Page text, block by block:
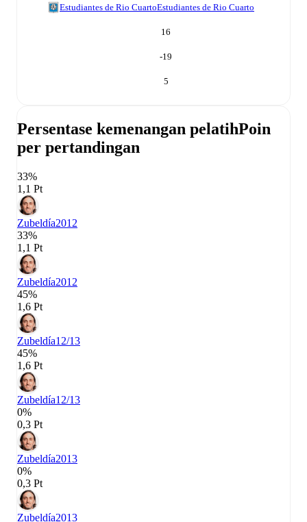
Estudiantes de Rio CuartoEstudiantes de Rio Cuarto
16
-19
5
Persentase kemenangan pelatihPoin
per pertandingan
33%
1,1 Pt
Zubeldía2012
33%
1,1 Pt
Zubeldía2012
45%
1,6 Pt
Zubeldía12/13
45%
1,6 Pt
Zubeldía12/13
0%
0,3 Pt
Zubeldía2013
0%
0,3 Pt
Zubeldía2013